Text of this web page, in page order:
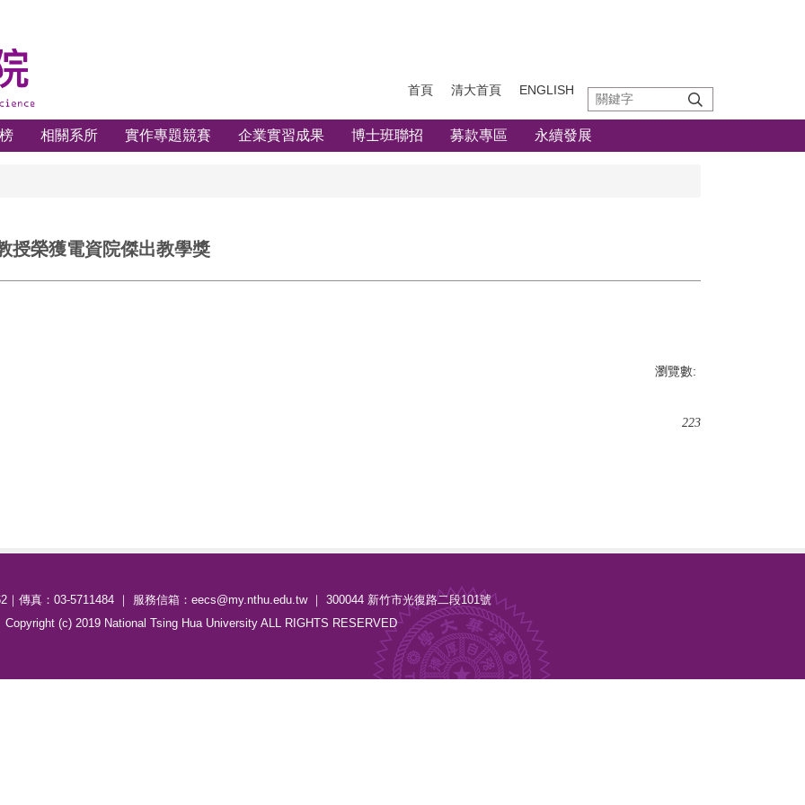
首頁 清大首頁 ENGLISH
相關系所 實作專題競賽 企業實習成果 博士班聯招 募款專區 永續發展
授榮獲電資院傑出教學獎
瀏覽數:
223
｜傳真：03-5711484 ｜ 服務信箱：eecs@my.nthu.edu.tw ｜ 300044 新竹市光復路二段101號
Copyright (c) 2019 National Tsing Hua University ALL RIGHTS RESERVED